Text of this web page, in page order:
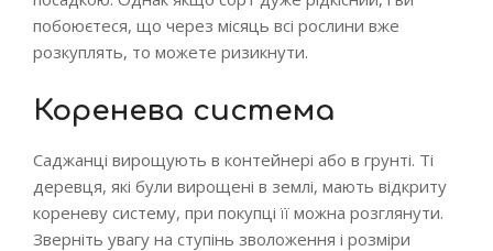
побоюєтеся, що через місяць всі рослини вже
розкуплять, то можете ризикнути.
Коренева система
Саджанці вирощують в контейнері або в грунті. Ті
деревця, які були вирощені в землі, мають відкриту
кореневу систему, при покупці її можна розглянути.
Зверніть увагу на ступінь зволоження і розміри